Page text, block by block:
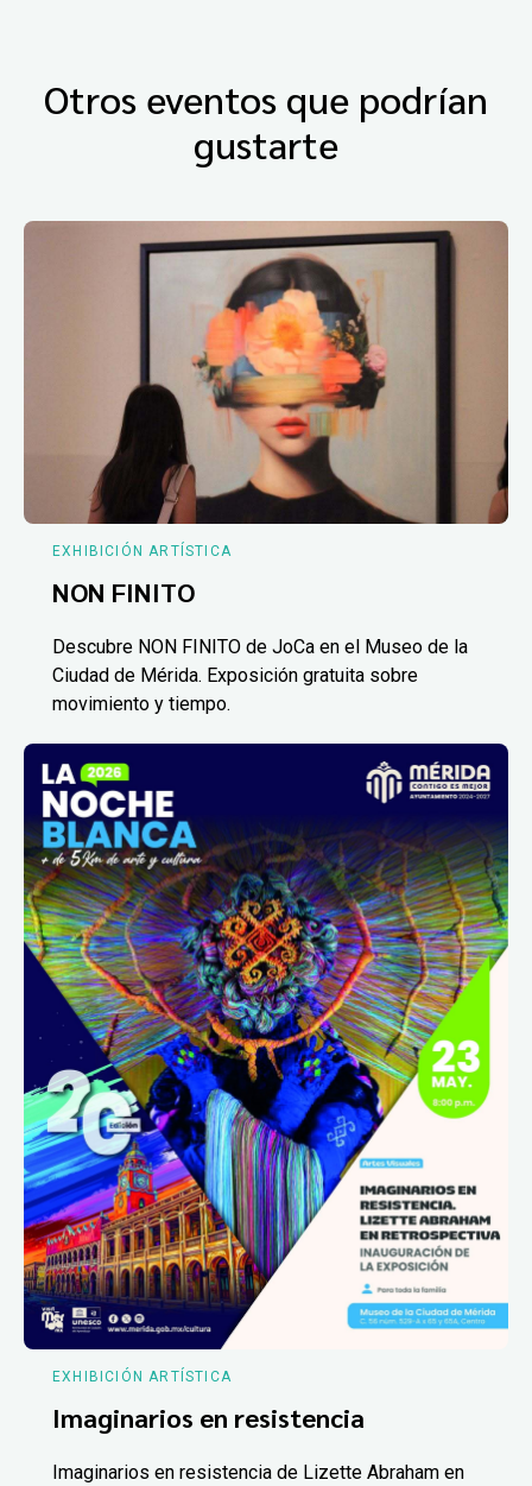
Otros eventos que podrían
gustarte
EXHIBICIÓN ARTÍSTICA
NON FINITO
Descubre NON FINITO de JoCa en el Museo de la
Ciudad de Mérida. Exposición gratuita sobre
movimiento y tiempo.
EXHIBICIÓN ARTÍSTICA
Imaginarios en resistencia
Imaginarios en resistencia de Lizette Abraham en